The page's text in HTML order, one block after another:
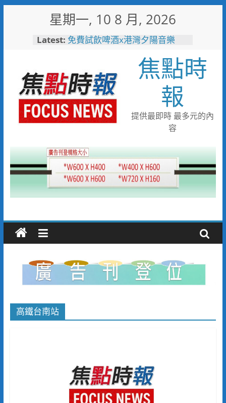
星期一, 10 8 月, 2026
Latest: 刑事鑑識中心實驗室戮力打詐
採獲指紋平均比中率達六成八
免費試飲啤酒x港灣夕陽音樂
會 115年竹南觀光文化季
8/22-23限時登場
從空拍到送貨！嘉義無人機物流
邁向商業營運
中秋送禮超夯話題！亞尼克「阿
薩姆紅茶三顆布丁」登大人亮相
大拼圖 北榮展現燈塔醫院守護
力
焦點時
報
提供最即時 最多元的內
容
高鐵台南站